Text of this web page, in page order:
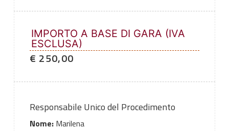
IMPORTO A BASE DI GARA (IVA
ESCLUSA)
€ 250,00
Responsabile Unico del Procedimento
Nome:Marilena